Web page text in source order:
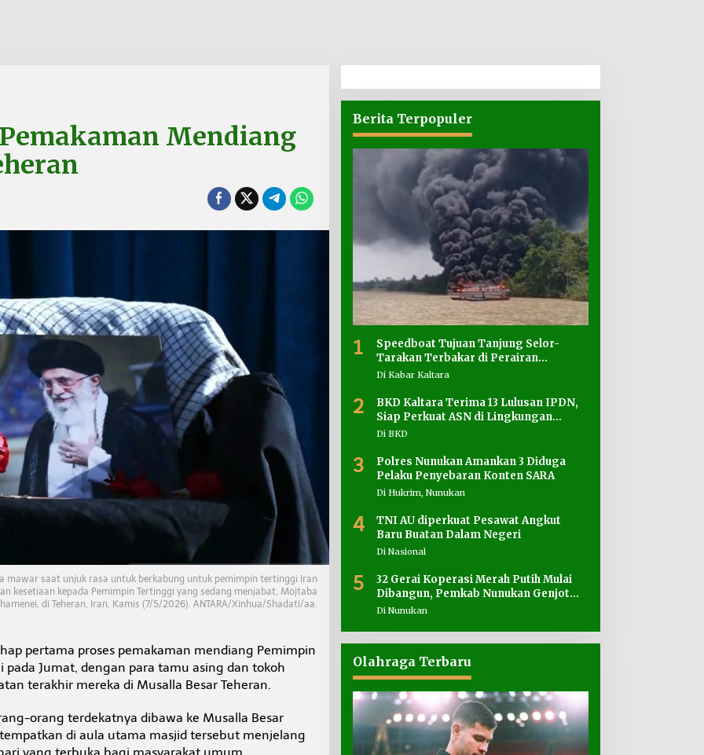
Mendiang
mawar saat unjuk rasa untuk berkabung untuk pemimpin tertinggi Iran
kesetiaan kepada Pemimpin Tertinggi yang sedang menjabat, Mojtaba
di Teheran, Iran, Kamis (7/5/2026). ANTARA/Xinhua/Shadati/aa.
pertama proses pemakaman mendiang Pemimpin
Jumat, dengan para tamu asing dan tokoh
terakhir mereka di Musalla Besar Teheran.
orang terdekatnya dibawa ke Musalla Besar
di aula utama masjid tersebut menjelang
Berita Terpopuler
1
Speedboat Tujuan Tanjung Selor-
Tarakan Terbakar di Perairan
Salimbatu
Di Kabar Kaltara
2
BKD Kaltara Terima 13 Lulusan IPDN,
Siap Perkuat ASN di Lingkungan
Pemprov
Di BKD
3
Polres Nunukan Amankan 3 Diduga
Pelaku Penyebaran Konten SARA
Di Hukrim, Nunukan
4
TNI AU diperkuat Pesawat Angkut
Baru Buatan Dalam Negeri
Di Nasional
5
32 Gerai Koperasi Merah Putih Mulai
Dibangun, Pemkab Nunukan Genjot
Penyediaan Lahan
Di Nunukan
Olahraga Terbaru